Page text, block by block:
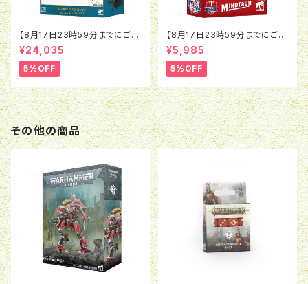
【8月17日23時59分までにご予
約で5％OFF】オールドワール
ド：ウォリアー・オヴ・ケイオス：バ
トルマーチアーミー
¥24,035
5%OFF
【8月17日23時59分までにご予
約で5％OFF】ブラッドボウル：ミ
ノタウロス
¥5,985
5%OFF
その他の商品